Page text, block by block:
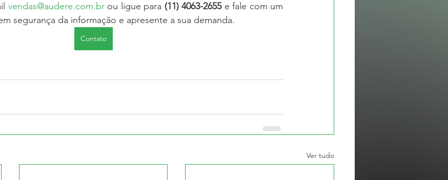
vendas@audere.com.br ou ligue para (11) 4063-2655 e fale com um
segurança da informação e apresente a sua demanda.
Contato
Ver tudo